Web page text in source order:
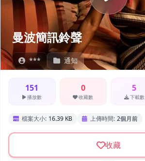
曼波簡訊鈴聲
*** 通知
151
播放數
0
收藏數
5
下載數
檔案大小: 16.39 KB 上傳時間: 2個月前
收藏